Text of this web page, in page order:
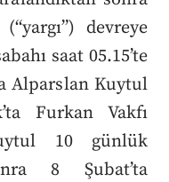
devreye
saat 05.15’te
Alparslan Kuytul
Furkan Vakfı
10 günlük
8 Şubat’ta